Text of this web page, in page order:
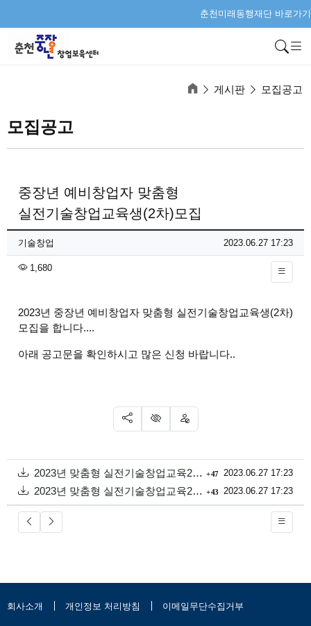
춘천미래동행재단 바로가기
검
게시판 모집공고
모집공고
중장년 예비창업자 맞춤형
실전기술창업교육생(2차)모집
페이지 정보
작성자
기술창업 작성일
2023.06.27 17:23
1,680조회
2023년 중장년 예비창업자 맞춤형 실전기술창업교육생(2차)
모집을 합니다....
아래 공고문을 확인하시고 많은 신청 바랍니다..
SNS 공유
신고 차단
첨부 2023년 맞춤형 실전기술창업교육2차 공고문.pdf 파일크기
(170.5K)
47회 다운로드
등록일
2023.06.27 17:23
첨부 2023년 맞춤형 실전기술창업교육2차 참여신청서.hwp 파일
(76.5K)
43회 다운로드
등록일
2023.06.27 17:23
회사소개 개인정보 처리방침 이메일무단수집거부